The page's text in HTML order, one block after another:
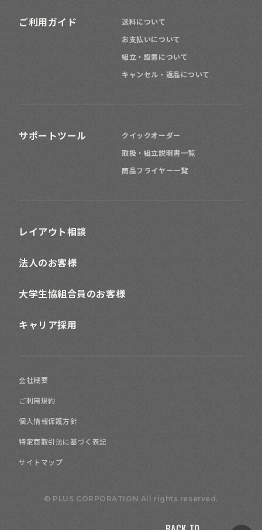
ご利用ガイド
送料について
お支払いについて
組立・設置について
キャンセル・返品について
サポートツール
クイックオーダー
取扱・組立説明書一覧
商品フライヤー一覧
レイアウト相談
法人のお客様
大学生協組合員のお客様
キャリア採用
会社概要
ご利用規約
個人情報保護方針
特定商取引法に基づく表記
サイトマップ
© PLUS CORPORATION All rights reserved.